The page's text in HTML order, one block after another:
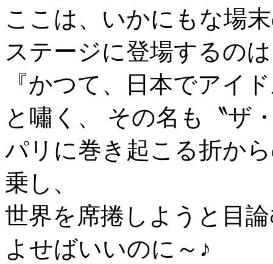
ここは、いかにもな場
ステージに登場するの
『かつて、日本でアイ
と嘯く、 その名も〝ザ
パリに巻き起こる折か
乗し、
世界を席捲しようと目
よせばいいのに～♪